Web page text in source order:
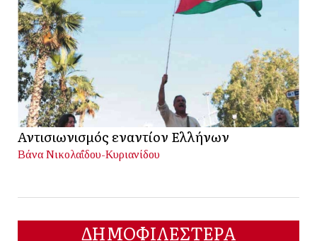
Αντισιωνισμός εναντίον Ελλήνων
Βάνα Νικολαΐδου-Κυριανίδου
ΔΗΜΟΦΙΛΕΣΤΕΡΑ